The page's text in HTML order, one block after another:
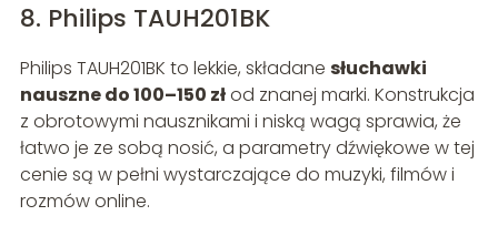
8. Philips TAUH201BK
Philips TAUH201BK to lekkie, składane słuchawki
nauszne do 100–150 złod znanej marki. Konstrukcja
z obrotowymi nausznikami i niską wagą sprawia, że
łatwo je ze sobą nosić, a parametry dźwiękowe w tej
cenie są w pełni wystarczające do muzyki, filmów i
rozmów online.